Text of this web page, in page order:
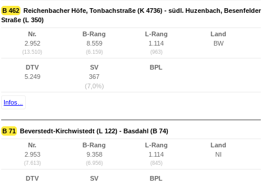
B 462 Reichenbacher Höfe, Tonbachstraße (K 4736) - südl. Huzenbach, Besenfelder
Straße (L 350)
Nr.
2.952
(13.510)
B-Rang
8.559
(6.159)
L-Rang
1.114
(963)
Land
BW
DTV
5.249
SV
367
(7,0%)
BPL
Infos...
B 71 Beverstedt-Kirchwistedt (L 122) - Basdahl (B 74)
Nr.
2.953
(7.613)
B-Rang
9.358
(6.956)
L-Rang
1.114
(845)
Land
NI
DTV
SV
BPL